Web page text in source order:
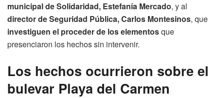
municipal de Solidaridad, Estefanía Mercado, y al
director de Seguridad Pública, Carlos Montesinos, que
investiguen el proceder de los elementosque
presenciaron los hechos sin intervenir.
Los hechos ocurrieron sobre el
bulevar Playa del Carmen